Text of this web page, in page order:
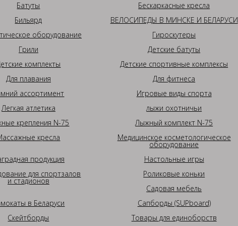
Батуты
Бескаркасные кресла
Бильярд
ВЕЛОСИПЕДЫ В МИНСКЕ И БЕЛАРУСИ
оборудование
Гироскутеры
Грили
Детские батуты
комплекты
Детские спортивные комплексы
Для плавания
Для фитнеса
ассортимент
Игровые виды спорта
Легкая атлетика
лыжи охотничьи
крепления N-75
Лыжный комплект N-75
кресла
Медицинское косметологическое
оборудование
продукция
Настольные игры
для спортзалов
и стадионов
Роликовые коньки
Садовая мебель
в Беларуси
Сапборды (SUPboard)
Скейтборды
Товары для единоборств